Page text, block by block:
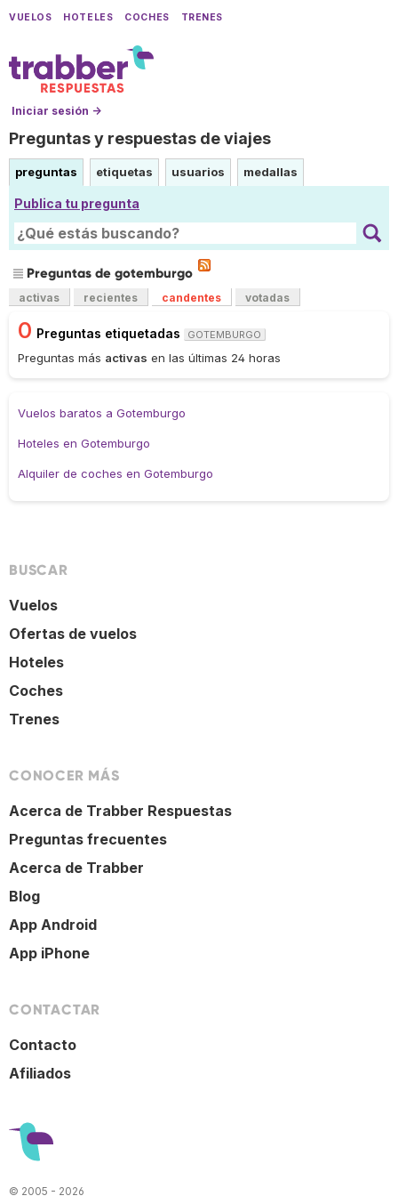
VUELOS HOTELES COCHES TRENES
Iniciar sesión →
Preguntas y respuestas de viajes
preguntas etiquetas usuarios medallas
Publica tu pregunta
Preguntas de gotemburgo
activas recientes candentes votadas
0 Preguntas etiquetadas GOTEMBURGO
Preguntas más activas en las últimas 24 horas
Vuelos baratos a Gotemburgo
Hoteles en Gotemburgo
Alquiler de coches en Gotemburgo
BUSCAR
Vuelos
Ofertas de vuelos
Hoteles
Coches
Trenes
CONOCER MÁS
Acerca de Trabber Respuestas
Preguntas frecuentes
Acerca de Trabber
Blog
App Android
App iPhone
CONTACTAR
Contacto
Afiliados
© 2005 - 2026